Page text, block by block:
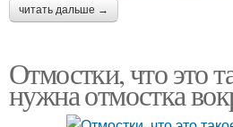
читать дальше →
Отмостки, что это
нужна отмостка